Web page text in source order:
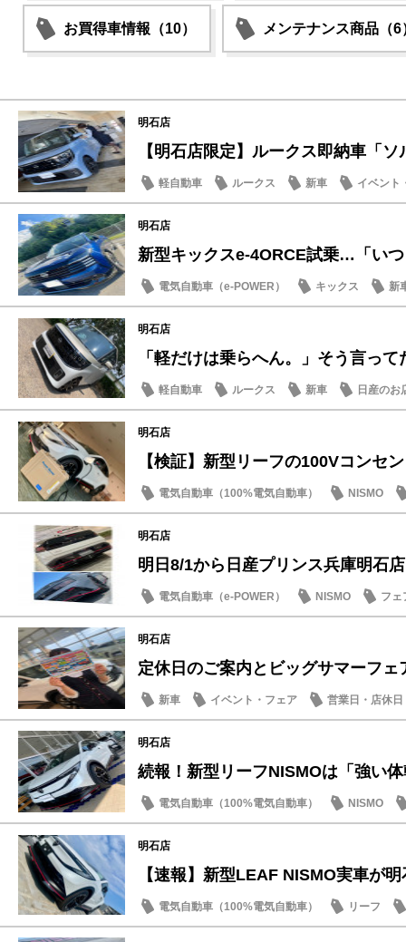
お買得車情報（10） メンテナンス商品（6
明石店
【明石店限定】ルークス即納車「
軽自動車 ルークス 新車 イベント
明石店
新型キックスe-4ORCE試乗…「い
電気自動車（e-POWER） キックス 新
明石店
「軽だけは乗らへん。」そう言っ
軽自動車 ルークス 新車 日産のお
明石店
【検証】新型リーフの100Vコンセ
電気自動車（100%電気自動車）
NISMO
SDGs
明石店
明日8/1から日産プリンス兵庫明石
電気自動車（e-POWER） NISMO フェ
明石店
定休日のご案内とビッグサマーフェ
新車 イベント・フェア 営業日・店休日
明石店
続報！新型リーフNISMOは「強い
電気自動車（100%電気自動車）
NISMO
試乗車・展示車
明石店
【速報】新型LEAF NISMO実車が
電気自動車（100%電気自動車） リーフ